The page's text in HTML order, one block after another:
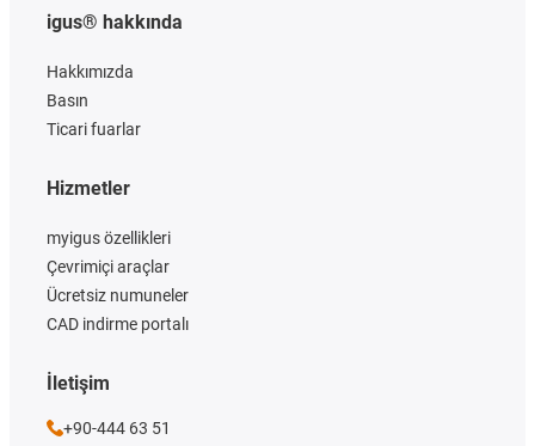
igus® hakkında
Hakkımızda
Basın
Ticari fuarlar
Hizmetler
myigus özellikleri
Çevrimiçi araçlar
Ücretsiz numuneler
CAD indirme portalı
İletişim
+90-444 63 51